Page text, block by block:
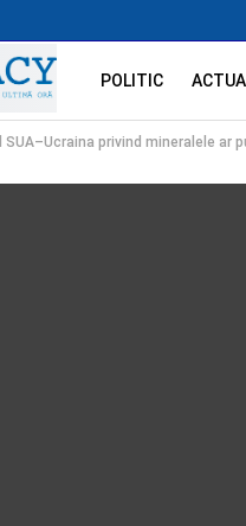
POLITIC
SUA–Ucraina privind mineralele